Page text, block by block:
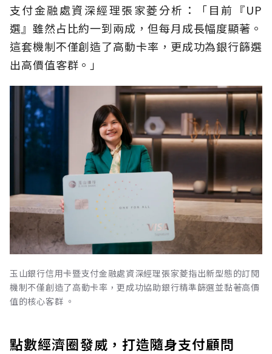
支付金融處資深經理張家菱分析：「目前『UP
選』雖然占比約一到兩成，但每月成長幅度顯著。
這套機制不僅創造了高動卡率，更成功為銀行篩選
出高價值客群。」
玉山銀行信用卡暨支付金融處資深經理張家菱指出新型態的訂閱
機制不僅創造了高動卡率，更成功協助銀行精準篩選並黏著高價
值的核心客群 。
點數經濟圈發威，打造隨身支付顧問